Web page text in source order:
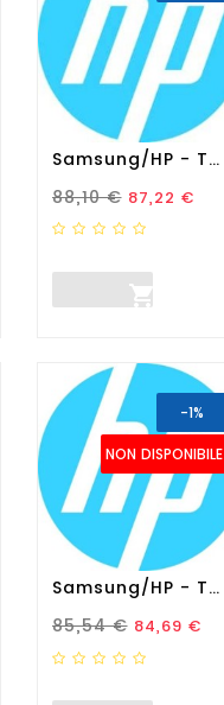
Samsung/HP - Tamburo...
Prezzo Standard
88,10 € Prezzo
87,22 €

NON DISPONIBILE
-1%
Samsung/HP - Tamburo...
Prezzo Standard
85,54 € Prezzo
84,69 €